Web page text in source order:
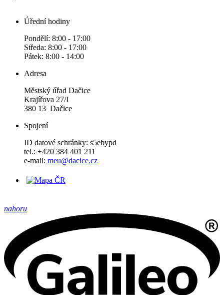
Úřední hodiny
Pondělí: 8:00 - 17:00
Středa: 8:00 - 17:00
Pátek: 8:00 - 14:00
Adresa
Městský úřad Dačice
Krajířova 27/I
380 13 Dačice
Spojení
ID datové schránky: s5ebypd
tel.: +420 384 401 211
e-mail: meu@dacice.cz
nahoru